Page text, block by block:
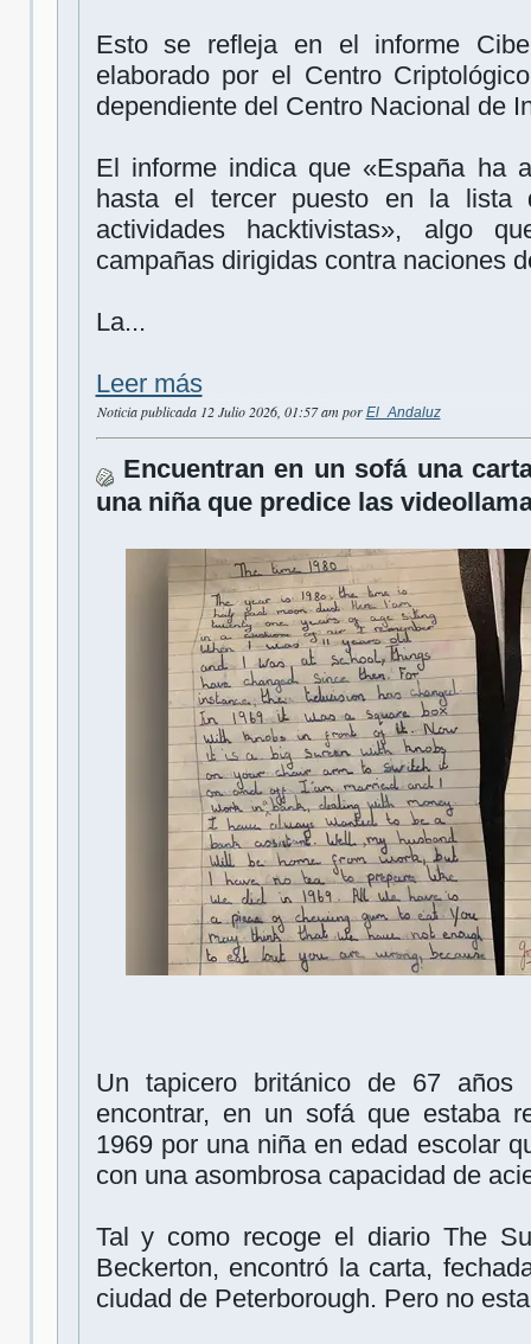
Esto se refleja en el informe
elaborado por el Centro
dependiente del Centro Nacional de
El informe indica que «España ha
hasta el tercer puesto en la lista
actividades hacktivistas», algo
campañas dirigidas contra naciones
La...
Leer más
Noticia publicada 12 Julio 2026, 01:57 am por El_Andaluz
Encuentran en un sofá una
una niña que predice las
Un tapicero británico de 67
encontrar, en un sofá que estaba
1969 por una niña en edad escolar
con una asombrosa capacidad de
Tal y como recoge el diario The
Beckerton, encontró la carta,
ciudad de Peterborough. Pero no